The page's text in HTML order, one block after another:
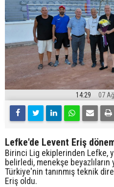
14:29 07
Lefke'de Levent Eriş
Birinci Lig ekiplerinden Lefke,
belirledi, menekşe
Türkiye'nin tanınmış teknik
Eriş oldu.